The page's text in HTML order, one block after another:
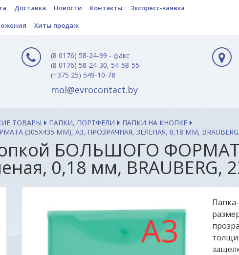
Доставка Новости Контакты
Экспресс-заявка
Хиты продаж
(8 0176) 58-24-99 - факс
(8 0176) 58-24-30, 54-58-55
(+375 25) 549-10-78
mol@evrocontact.by
ТОВАРЫ ПАПКИ, ПОРТФЕЛИ
ПАПКИ НА КНОПКЕ
(305Х435 ММ), А3, ПРОЗРАЧНАЯ, ЗЕЛЕНАЯ, 0,18 ММ,
БОЛЬШОГО
0,18 мм, BRAUBERG,